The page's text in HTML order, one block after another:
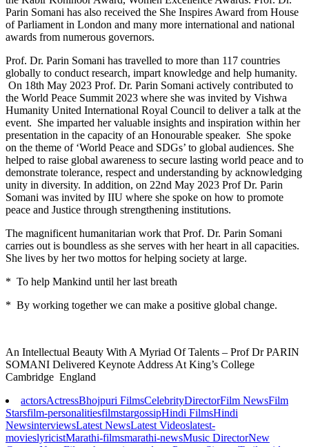
Parin Somani has also received the She Inspires Award from House
of Parliament in London and many more international and national
awards from numerous governors.
Prof. Dr. Parin Somani has travelled to more than 117 countries
globally to conduct research, impart knowledge and help humanity.
On 18th May 2023 Prof. Dr. Parin Somani actively contributed to
the World Peace Summit 2023 where she was invited by Vishwa
Humanity United International Royal Council to deliver a talk at the
event. She imparted her valuable insights and inspiration within her
presentation in the capacity of an Honourable speaker. She spoke
on the theme of ‘World Peace and SDGs’ to global audiences. She
helped to raise global awareness to secure lasting world peace and to
demonstrate tolerance, respect and understanding by acknowledging
unity in diversity. In addition, on 22nd May 2023 Prof Dr. Parin
Somani was invited by IIU where she spoke on how to promote
peace and Justice through strengthening institutions.
The magnificent humanitarian work that Prof. Dr. Parin Somani
carries out is boundless as she serves with her heart in all capacities.
She lives by her two mottos for helping society at large.
* To help Mankind until her last breath
* By working together we can make a positive global change.
An Intellectual Beauty With A Myriad Of Talents – Prof Dr PARIN
SOMANI Delivered Keynote Address At King’s College
Cambridge England
actorsActressBhojpuri FilmsCelebrityDirectorFilm NewsFilm
Starsfilm-personalitiesfilmstargossipHindi FilmsHindi
NewsinterviewsLatest NewsLatest Videoslatest-
movieslyricistMarathi-filmsmarathi-newsMusic DirectorNew